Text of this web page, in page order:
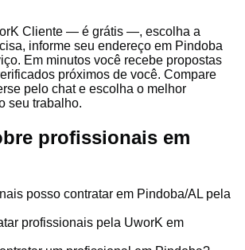
Cliente — é grátis —, escolha a
informe seu endereço em Pindoba
Em minutos você recebe propostas
próximos de você. Compare
pelo chat e escolha o melhor
seu trabalho.
profissionais em
posso contratar em Pindoba/AL pela
profissionais pela UworK em